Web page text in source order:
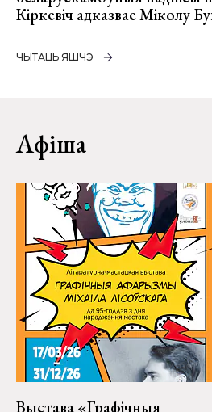
Кіркевіч адказвае Міколу
ЧЫТАЦЬ ЯШЧЭ
Афіша
Выстава «Графічныя